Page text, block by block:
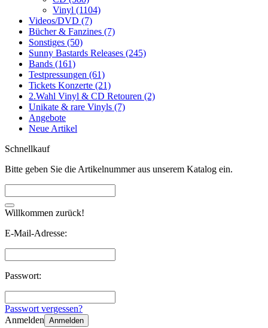
Vinyl (1104)
Videos/DVD (7)
Bücher & Fanzines (7)
Sonstiges (50)
Sunny Bastards Releases (245)
Bands (161)
Testpressungen (61)
Tickets Konzerte (21)
2.Wahl Vinyl & CD Retouren (2)
Unikate & rare Vinyls (7)
Angebote
Neue Artikel
Schnellkauf
Bitte geben Sie die Artikelnummer aus unserem Katalog ein.
Willkommen zurück!
E-Mail-Adresse:
Passwort:
Passwort vergessen?
Anmelden Anmelden